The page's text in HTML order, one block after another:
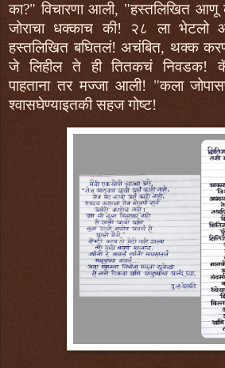
का?" विचारणा आली, "हस्तलिखित आणू
जोराचा धक्काच की! २८ ला भेटलो
हस्तलिखित बघितलं! अचंबित, थक्क
जे लिहील ते ही तितकचं निवडक!
पाहताना तर मज्जा आली! "कला
श्वासघेण्याइतकी सहज गोष्ट!